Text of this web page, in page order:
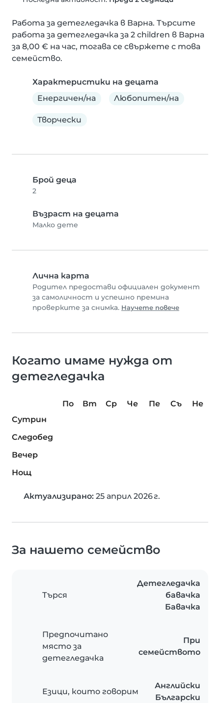
Работа за детегледачка в Варна. Търсите
работа за детегледачка за 2 children в Варна
за 8,00 € на час, тогава се свържете с това
семейство.
Характеристики на децата
Енергичен/на
Любопитен/на
Творчески
Брой деца
2
Възраст на децата
Малко дете
Лична карта
Родител предостави официален документ
за самоличност и успешно премина
проверките за снимка. Научете повече
Когато имаме нужда от
детегледачка
По Вт Ср Че Пе Съ
Не
Сутрин
Следобед
Вечер
Нощ
Актуализирано: 25 април 2026 г.
За нашето семейство
Търся
Детегледачка
бавачка
Бавачка
Предпочитано
място за
детегледачка
При
семейството
Езици, които говорим
Английски
Български